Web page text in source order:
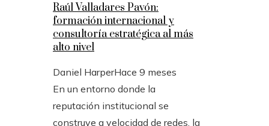
Raúl Valladares Pavón:
formación internacional y
consultoría estratégica al más
alto nivel
Daniel HarperHace 9 meses
En un entorno donde la
reputación institucional se
construye a velocidad de redes, la